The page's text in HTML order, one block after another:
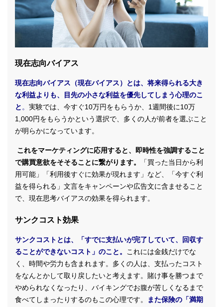
現在志向バイアス
現在志向バイアス（現在バイアス）とは、将来得られる大き
な利益よりも、目先の小さな利益を優先してしまう心理のこ
と 。 実験では、今すぐ10万円をもらうか、1週間後に10万
1,000円をもらうかという選択で、多くの人が前者を選ぶこと
が明らかになっています。
これをマーケティングに応用すると、即時性を強調すること
で購買意欲をそそることに繋がります。
「買った当日から利
用可能」「利用後すぐに効果が現れます」など、「今すぐ利
益を得られる」文言をキャンペーンや広告文に含ませること
で、現在思考バイアスの効果を得られます。
サンクコスト効果
サンクコストとは、「すでに支払いが完了していて、回収す
ることができないコスト」のこと。
これには金銭だけでな
く、時間や労力も含まれます。多くの人は、支払ったコスト
をなんとかして取り戻したいと考えます。賭け事を勝つまで
やめられなくなったり、バイキングでお腹が苦しくなるまで
食べてしまったりするのもこの心理です。
また保険の「満期